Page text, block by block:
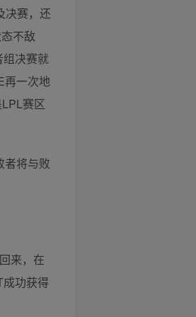
赛，还
不敌
决赛就
再一次地
赛区
将与败
来，在
功获得